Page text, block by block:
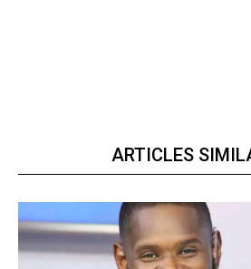
ARTICLES